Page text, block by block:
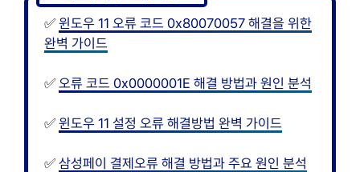
✅ 윈도우 11 오류 코드 0x80070057 해결을 위한
완벽 가이드
✅ 오류 코드 0x0000001E 해결 방법과 원인 분석
✅ 윈도우 11 설정 오류 해결방법 완벽 가이드
✅ 삼성페이 결제오류 해결 방법과 주요 원인 분석